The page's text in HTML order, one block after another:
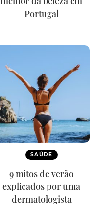
Portugal
SAÚDE
9 mitos de verão
explicados por uma
dermatologista